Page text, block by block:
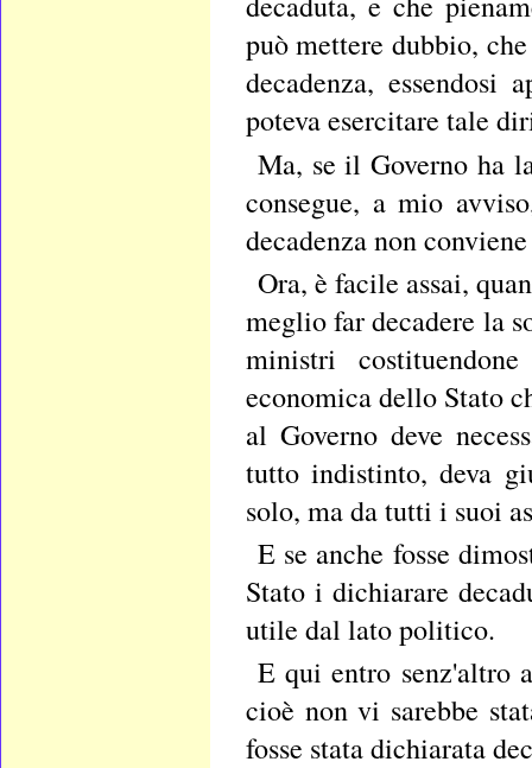
può mettere dubbio,
decadenza,
poteva esercitare tale
Ma, se il Governo ha
consegue, a mio
decadenza non
Ora, è facile assai,
meglio far decadere la
ministri
economica dello Stato
al Governo deve
tutto indistinto, deva
solo, ma da tutti i suoi
E se anche fosse
Stato i dichiarare
utile dal lato politico.
E qui entro senz'altro
cioè non vi sarebbe
fosse stata dichiarata